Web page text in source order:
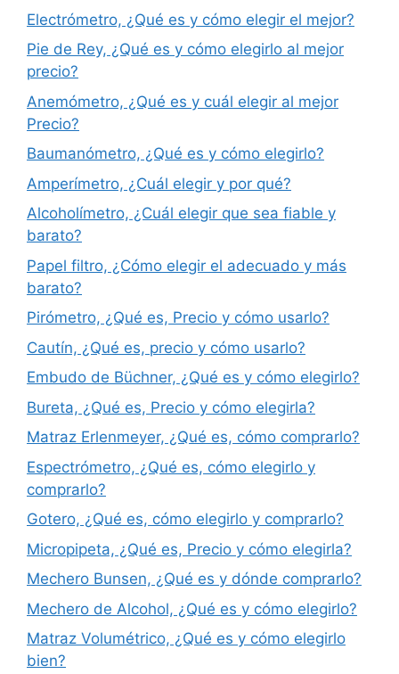
Electrómetro, ¿Qué es y cómo elegir el mejor?
Pie de Rey, ¿Qué es y cómo elegirlo al mejor
precio?
Anemómetro, ¿Qué es y cuál elegir al mejor
Precio?
Baumanómetro, ¿Qué es y cómo elegirlo?
Amperímetro, ¿Cuál elegir y por qué?
Alcoholímetro, ¿Cuál elegir que sea fiable y
barato?
Papel filtro, ¿Cómo elegir el adecuado y más
barato?
Pirómetro, ¿Qué es, Precio y cómo usarlo?
Cautín, ¿Qué es, precio y cómo usarlo?
Embudo de Büchner, ¿Qué es y cómo elegirlo?
Bureta, ¿Qué es, Precio y cómo elegirla?
Matraz Erlenmeyer, ¿Qué es, cómo comprarlo?
Espectrómetro, ¿Qué es, cómo elegirlo y
comprarlo?
Gotero, ¿Qué es, cómo elegirlo y comprarlo?
Micropipeta, ¿Qué es, Precio y cómo elegirla?
Mechero Bunsen, ¿Qué es y dónde comprarlo?
Mechero de Alcohol, ¿Qué es y cómo elegirlo?
Matraz Volumétrico, ¿Qué es y cómo elegirlo
bien?